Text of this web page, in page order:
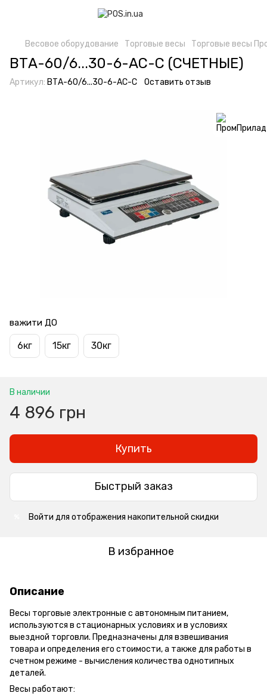
Весовое оборудование Торговые весы Торговые весы
ВТА-60/6...30-6-АС-C (СЧЕТНЫЕ)
Артикул: ВТА-60/6...30-6-АС-C Оставить отзыв
важити ДО
6кг 15кг 30кг
В наличии
4 896 грн
Купить
Быстрый заказ
Войти для отображения накопительной скидки
В избранное
Описание
Весы торговые электронные с автономным питанием,
используются в стационарных условиях и в условиях
выездной торговли. Предназначены для взвешивания
товара и определения его стоимости, а также для работы в
счетном режиме - вычисления количества однотипных
деталей.
Весы работают: